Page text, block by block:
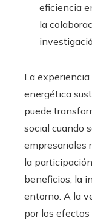
eficiencia
la
La
energética
puede
social cuando
empresariales
la
beneficios, la
entorno. A la
por los